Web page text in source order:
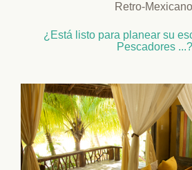
Retro-
¿Está listo para planear su
Pescadores ...?